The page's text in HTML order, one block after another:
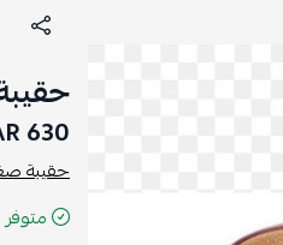
630 SAR
حقيبة
متوفر